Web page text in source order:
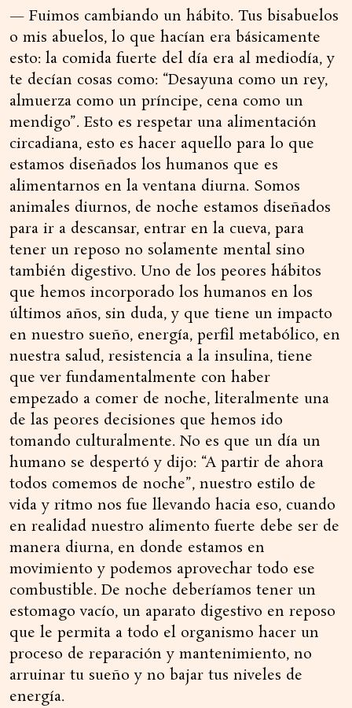
— Fuimos cambiando un hábito. Tus bisabuelos
o mis abuelos, lo que hacían era básicamente
esto: la comida fuerte del día era al mediodía, y
te decían cosas como: “Desayuna como un rey,
almuerza como un príncipe, cena como un
mendigo”. Esto es respetar una alimentación
circadiana, esto es hacer aquello para lo que
estamos diseñados los humanos que es
alimentarnos en la ventana diurna. Somos
animales diurnos, de noche estamos diseñados
para ir a descansar, entrar en la cueva, para
tener un reposo no solamente mental sino
también digestivo. Uno de los peores hábitos
que hemos incorporado los humanos en los
últimos años, sin duda, y que tiene un impacto
en nuestro sueño, energía, perfil metabólico, en
nuestra salud, resistencia a la insulina, tiene
que ver fundamentalmente con haber
empezado a comer de noche, literalmente una
de las peores decisiones que hemos ido
tomando culturalmente. No es que un día un
humano se despertó y dijo: “A partir de ahora
todos comemos de noche”, nuestro estilo de
vida y ritmo nos fue llevando hacia eso, cuando
en realidad nuestro alimento fuerte debe ser de
manera diurna, en donde estamos en
movimiento y podemos aprovechar todo ese
combustible. De noche deberíamos tener un
estomago vacío, un aparato digestivo en reposo
que le permita a todo el organismo hacer un
proceso de reparación y mantenimiento, no
arruinar tu sueño y no bajar tus niveles de
energía.